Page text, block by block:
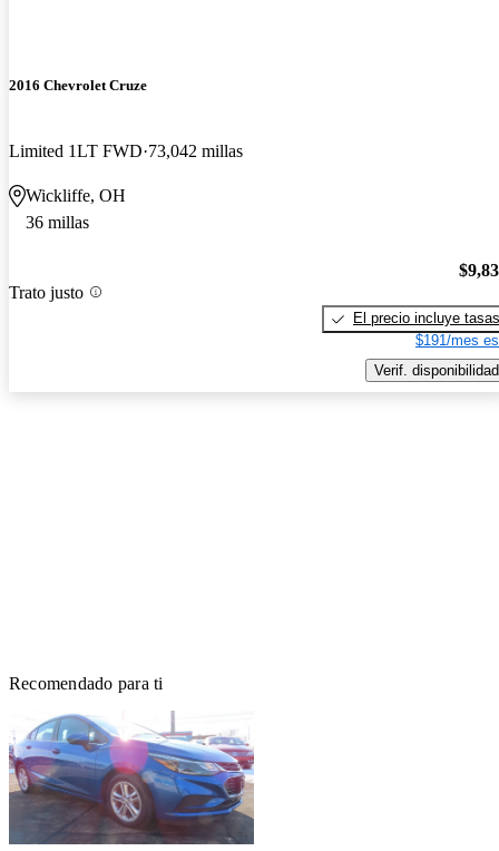
2016 Chevrolet Cruze
Limited 1LT FWD 73,042 millas
Wickliffe, OH
36 millas
Trato justo
El precio incluye tasas
$191/mes
Verif. disponibilidad
Recomendado para ti